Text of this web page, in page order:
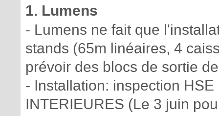
1. Lumens
- Lumens ne fait que
stands (65m linéaires, 4
prévoir des blocs de sortie
- Installation: inspection
INTERIEURES (Le 3 juin